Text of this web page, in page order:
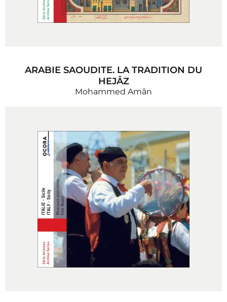
ARABIE SAOUDITE. LA TRADITION DU
HEJÂZ
Mohammed Amân